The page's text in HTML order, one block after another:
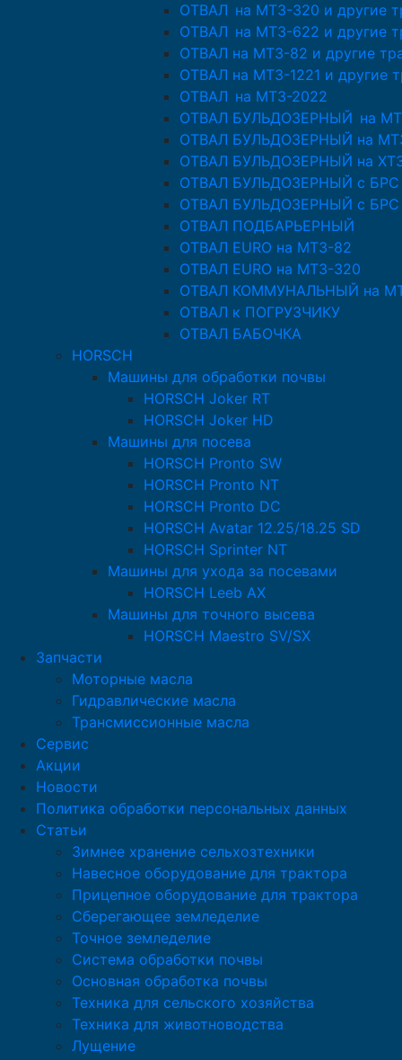
ОТВАЛ на МТЗ-320 и другие
ОТВАЛ на МТЗ-622 и другие
ОТВАЛ на МТЗ-82 и другие
ОТВАЛ на МТЗ-1221 и другие
ОТВАЛ на МТЗ-2022
ОТВАЛ БУЛЬДОЗЕРНЫЙ на
ОТВАЛ БУЛЬДОЗЕРНЫЙ на
ОТВАЛ БУЛЬДОЗЕРНЫЙ на
ОТВАЛ БУЛЬДОЗЕРНЫЙ с БРС
ОТВАЛ БУЛЬДОЗЕРНЫЙ с БРС
ОТВАЛ ПОДБАРЬЕРНЫЙ
ОТВАЛ EURO на МТЗ-82
ОТВАЛ EURO на МТЗ-320
ОТВАЛ КОММУНАЛЬНЫЙ на
ОТВАЛ к ПОГРУЗЧИКУ
ОТВАЛ БАБОЧКА
HORSCH
Машины для обработки почвы
HORSCH Joker RT
HORSCH Joker HD
Машины для посева
HORSCH Pronto SW
HORSCH Pronto NT
HORSCH Pronto DC
HORSCH Avatar 12.25/18.25 SD
HORSCH Sprinter NT
Машины для ухода за посевами
HORSCH Leeb AX
Машины для точного высева
HORSCH Maestro SV/SX
Запчасти
Моторные масла
Гидравлические масла
Трансмиссионные масла
Сервис
Акции
Новости
Политика обработки персональных данных
Статьи
Зимнее хранение сельхозтехники
Навесное оборудование для трактора
Прицепное оборудование для трактора
Сберегающее земледелие
Точное земледелие
Система обработки почвы
Основная обработка почвы
Техника для сельского хозяйства
Техника для животноводства
Лущение